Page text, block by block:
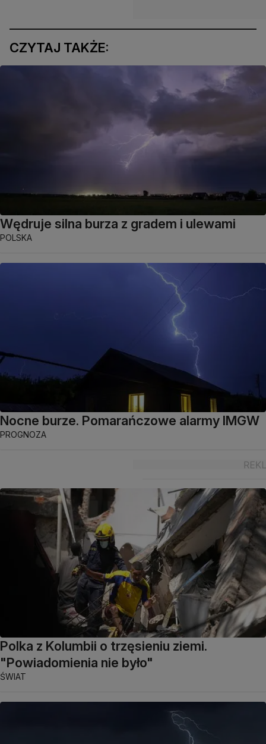
CZYTAJ TAKŻE:
Wędruje silna burza z gradem i ulewami
POLSKA
Nocne burze. Pomarańczowe alarmy IMGW
PROGNOZA
Polka z Kolumbii o trzęsieniu ziemi.
"Powiadomienia nie było"
ŚWIAT